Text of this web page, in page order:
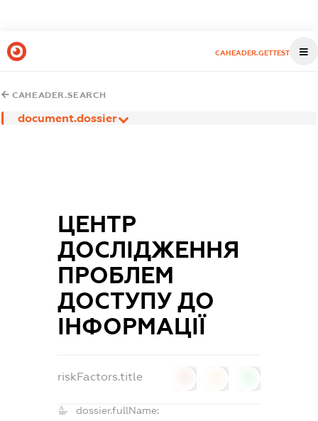
CAHEADER.GETTEST
CAHEADER.SEARCH
document.dossier
ЦЕНТР
ДОСЛІДЖЕННЯ
ПРОБЛЕМ
ДОСТУПУ ДО
ІНФОРМАЦІЇ
riskFactors.title
dossier.fullName: